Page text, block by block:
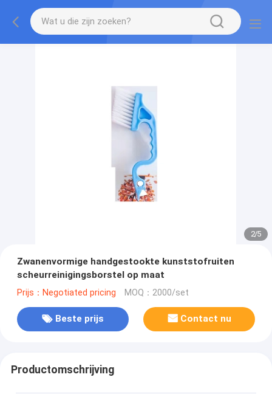
2/5
Zwanenvormige handgestookte kunststofruiten
scheurreinigingsborstel op maat
Prijs：Negotiated pricing MOQ：2000/set
Beste prijs Contact nu
Productomschrijving